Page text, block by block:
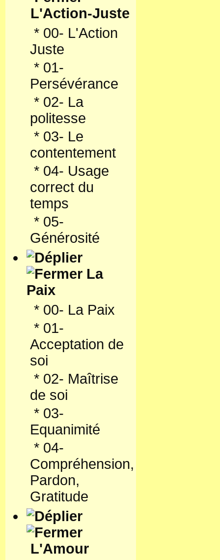
L'Action-Juste
* 00- L'Action
Juste
* 01-
Persévérance
* 02- La
politesse
* 03- Le
contentement
* 04- Usage
correct du
temps
* 05-
Générosité
La
Paix
* 00- La Paix
* 01-
Acceptation de
soi
* 02- Maîtrise
de soi
* 03-
Equanimité
* 04-
Compréhension,
Pardon,
Gratitude
L'Amour